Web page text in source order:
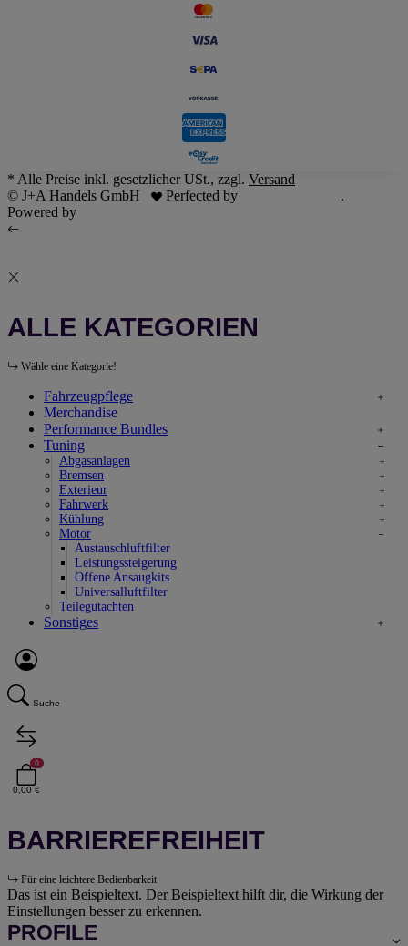
* Alle Preise inkl. gesetzlicher USt., zzgl. Versand
© J+A Handels GmbH
Perfected by
.
Powered by
ALLE KATEGORIEN
Wähle eine Kategorie!
Fahrzeugpflege
Merchandise
Performance Bundles
Tuning
Abgasanlagen
Bremsen
Exterieur
Fahrwerk
Kühlung
Motor
Austauschluftfilter
Leistungssteigerung
Offene Ansaugkits
Universalluftfilter
Teilegutachten
Sonstiges
Suche
0
0,00 €
BARRIEREFREIHEIT
Für eine leichtere Bedienbarkeit
Das ist ein Beispieltext. Der Beispieltext hilft dir, die Wirkung der
Einstellungen besser zu erkennen.
PROFILE